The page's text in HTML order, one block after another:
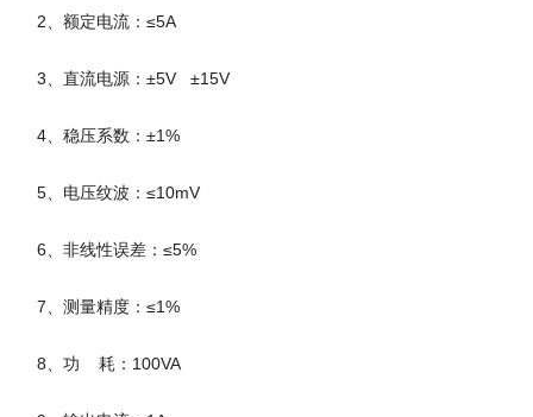
2、额定电流：≤5A
3、直流电源：±5V ±15V
4、稳压系数：±1%
5、电压纹波：≤10mV
6、非线性误差：≤5%
7、测量精度：≤1%
8、功 耗：100VA